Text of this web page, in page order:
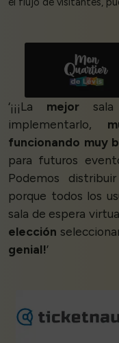
‘¡¡¡La mejor
implementarlo,
funcionando muy
para futuros
Podemos
porque todos los
sala de espera
elección
genial!’